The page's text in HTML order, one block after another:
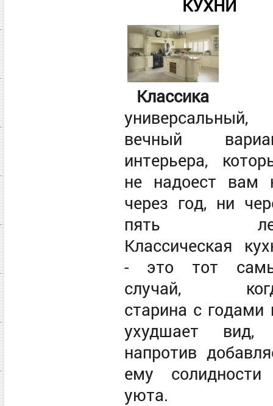
КУХНИ
Классика
универсальный,
вечный
интерьера,
не надоест вам
через год, ни
пять
Классическая
- это тот
случай,
старина с годами
ухудшает
напротив
ему
уюта.